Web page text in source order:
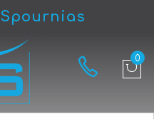
Τηλέφωνο Μπάνιου